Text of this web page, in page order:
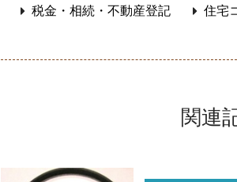
税金・相続・不動産登記 住宅
関連